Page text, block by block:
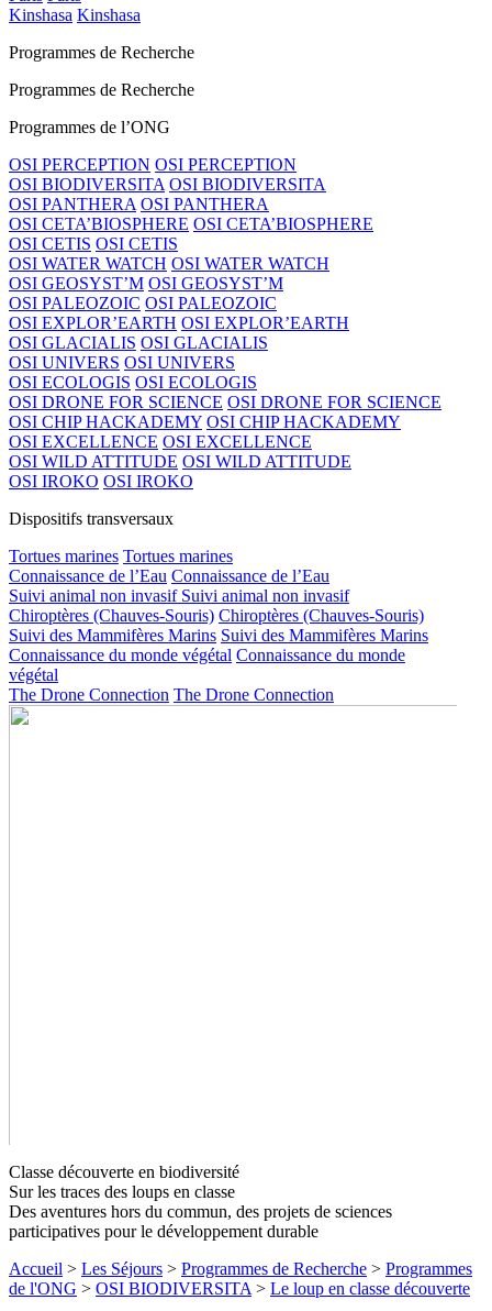
Kinshasa Kinshasa
Programmes de Recherche
Programmes de Recherche
Programmes de l’ONG
OSI PERCEPTION OSI PERCEPTION
OSI BIODIVERSITA OSI BIODIVERSITA
OSI PANTHERA OSI PANTHERA
OSI CETA’BIOSPHERE OSI CETA’BIOSPHERE
OSI CETIS OSI CETIS
OSI WATER WATCH OSI WATER WATCH
OSI GEOSYST’M OSI GEOSYST’M
OSI PALEOZOIC OSI PALEOZOIC
OSI EXPLOR’EARTH OSI EXPLOR’EARTH
OSI GLACIALIS OSI GLACIALIS
OSI UNIVERS OSI UNIVERS
OSI ECOLOGIS OSI ECOLOGIS
OSI DRONE FOR SCIENCE OSI DRONE FOR SCIENCE
OSI CHIP HACKADEMY OSI CHIP HACKADEMY
OSI EXCELLENCE OSI EXCELLENCE
OSI WILD ATTITUDE OSI WILD ATTITUDE
OSI IROKO OSI IROKO
Dispositifs transversaux
Tortues marines Tortues marines
Connaissance de l’Eau Connaissance de l’Eau
Suivi animal non invasif Suivi animal non invasif
Chiroptères (Chauves-Souris) Chiroptères (Chauves-Souris)
Suivi des Mammifères Marins Suivi des Mammifères Marins
Connaissance du monde végétal Connaissance du monde
végétal
The Drone Connection The Drone Connection
Classe découverte en biodiversité
Sur les traces des loups en classe
Des aventures hors du commun, des projets de sciences
participatives pour le développement durable
Accueil > Les Séjours > Programmes de Recherche > Programmes
de l'ONG > OSI BIODIVERSITA > Le loup en classe découverte